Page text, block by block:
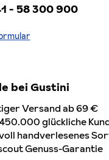
- 58 300 900
bei Gustini
Versand ab 69 €
glückliche
handverlesenes
Genuss-Garantie